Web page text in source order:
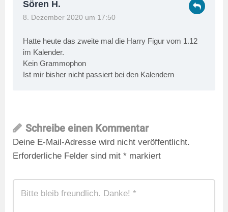
Sören H.
8. Dezember 2020 um 17:50
Hatte heute das zweite mal die Harry Figur vom 1.12
im Kalender.
Kein Grammophon
Ist mir bisher nicht passiert bei den Kalendern
Schreibe einen Kommentar
Deine E-Mail-Adresse wird nicht veröffentlicht.
Erforderliche Felder sind mit * markiert